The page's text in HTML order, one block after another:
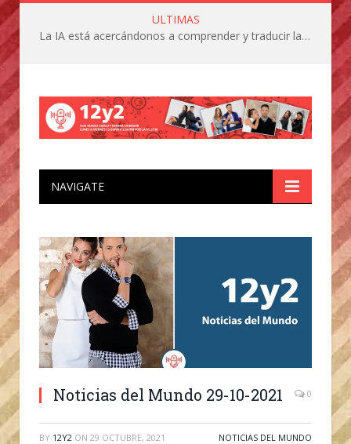
ULTIMAS
La IA está acercándonos a comprender y traducir las vocalizaciones y comportamientos de nuestras mascotas
NAVIGATE
Noticias del Mundo 29-10-2021 0
BY 12Y2 ON 29 OCTUBRE, 2021 NOTICIAS DEL MUNDO